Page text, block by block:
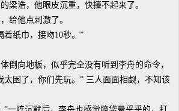
浩，他眼皮沉重，快擡不起来了。
他点刺激了。
纸巾，接吻10秒。”
向地板，似乎完全没有听到李舟的命令，
太困了，你们先玩。” 三人面面相觑，不知该